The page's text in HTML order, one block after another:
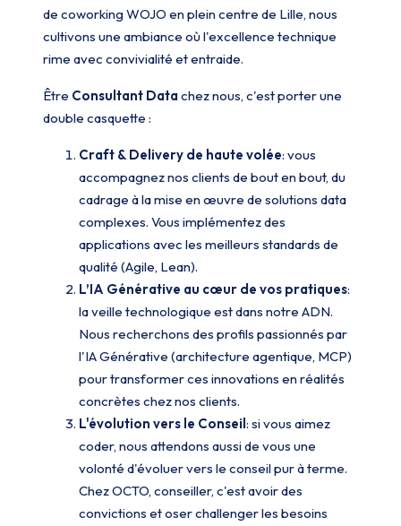
de coworking WOJO en plein centre de Lille, nous
cultivons une ambiance où l'excellence technique
rime avec convivialité et entraide.
Être Consultant Data chez nous, c'est porter une
double casquette :
Craft & Delivery de haute volée: vous
accompagnez nos clients de bout en bout, du
cadrage à la mise en œuvre de solutions data
complexes. Vous implémentez des
applications avec les meilleurs standards de
qualité (Agile, Lean).
L’IA Générative au cœur de vos pratiques:
la veille technologique est dans notre ADN.
Nous recherchons des profils passionnés par
l'IA Générative (architecture agentique, MCP)
pour transformer ces innovations en réalités
concrètes chez nos clients.
L'évolution vers le Conseil: si vous aimez
coder, nous attendons aussi de vous une
volonté d'évoluer vers le conseil pur à terme.
Chez OCTO, conseiller, c'est avoir des
convictions et oser challenger les besoins